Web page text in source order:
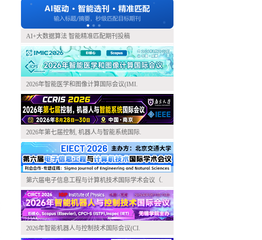
AI+大数据算法 智能精准匹配期刊投稿
2026年智能医学和图像计算国际会议(IMI.
2026年第七届控制, 机器人与智能系统国际.
第六届电子信息工程与计算机技术国际学术会议（.
2026年智能机器人与控制技术国际会议(CI.